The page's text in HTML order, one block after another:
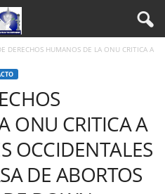
DERECHOS HUMANOS DE LA ONU CRITICA A
ONU CRITICA A
OCCIDENTALES
DE ABORTOS